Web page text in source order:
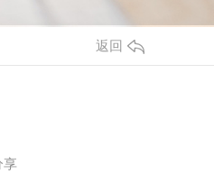
返回
享